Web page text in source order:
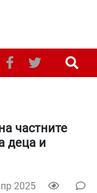
частните
деца и
2025